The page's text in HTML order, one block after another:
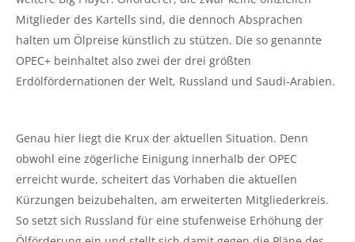
Mitglieder des Kartells sind, die dennoch Absprachen
halten um Ölpreise künstlich zu stützen. Die so genannte
OPEC+ beinhaltet also zwei der drei größten
Erdölfördernationen der Welt, Russland und Saudi-Arabien.
Genau hier liegt die Krux der aktuellen Situation. Denn
obwohl eine zögerliche Einigung innerhalb der OPEC
erreicht wurde, scheitert das Vorhaben die aktuellen
Kürzungen beizubehalten, am erweiterten Mitgliederkreis.
So setzt sich Russland für eine stufenweise Erhöhung der